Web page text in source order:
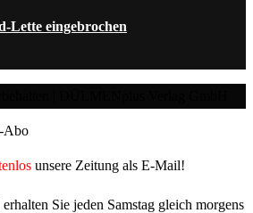
Lette eingebrochen
Abo
unsere Zeitung als E-Mail!
Sie jeden Samstag gleich morgens